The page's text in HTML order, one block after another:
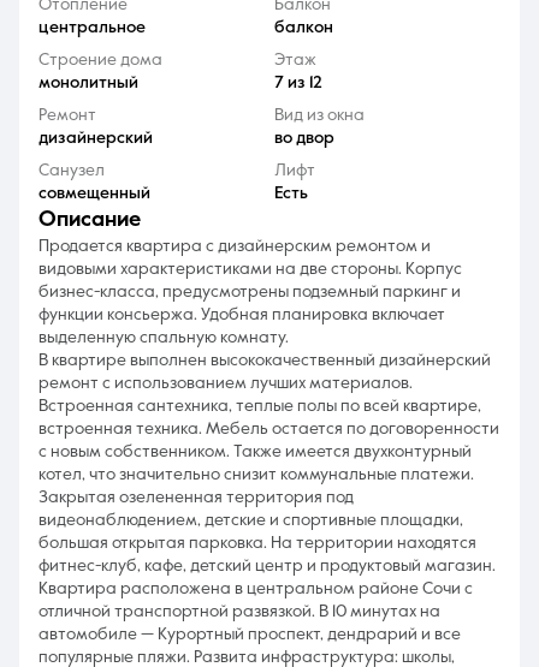
Отопление
центральное
Балкон
балкон
Строение дома
монолитный
Этаж
7 из 12
Ремонт
дизайнерский
Вид из окна
во двор
Санузел
совмещенный
Лифт
Есть
описание
Продается квартира с дизайнерским ремонтом и
видовыми характеристиками на две стороны. Корпус
бизнес-класса, предусмотрены подземный паркинг и
функции консьержа. Удобная планировка включает
выделенную спальную комнату.
В квартире выполнен высококачественный дизайнерский
ремонт с использованием лучших материалов.
Встроенная сантехника, теплые полы по всей квартире,
встроенная техника. Мебель остается по договоренности
с новым собственником. Также имеется двухконтурный
котел, что значительно снизит коммунальные платежи.
Закрытая озелененная территория под
видеонаблюдением, детские и спортивные площадки,
большая открытая парковка. На территории находятся
фитнес-клуб, кафе, детский центр и продуктовый магазин.
Квартира расположена в центральном районе Сочи с
отличной транспортной развязкой. В 10 минутах на
автомобиле — Курортный проспект, дендрарий и все
популярные пляжи. Развита инфраструктура: школы,